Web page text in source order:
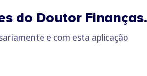
do Doutor Finanças.
e com esta aplicação